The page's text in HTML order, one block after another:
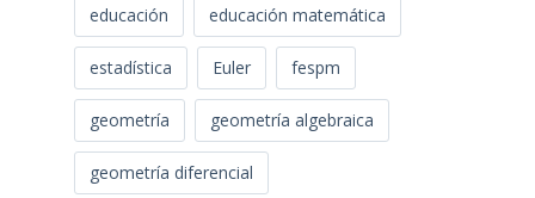
educación educación matemática
estadística Euler fespm
geometría geometría algebraica
geometría diferencial